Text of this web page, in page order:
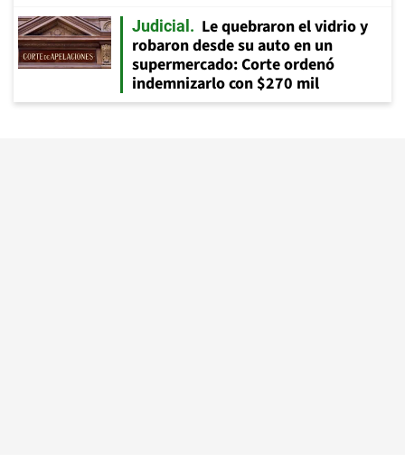
Judicial
Le quebraron el vidrio y
robaron desde su auto en un
supermercado: Corte ordenó
indemnizarlo con $270 mil